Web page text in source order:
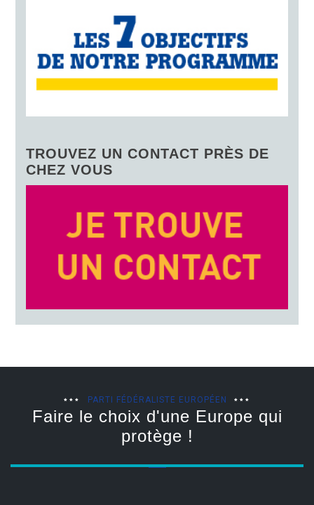
TROUVEZ UN CONTACT PRÈS DE
CHEZ VOUS
PARTI FÉDÉRALISTE EUROPÉEN
Faire le choix d'une Europe qui
protège !